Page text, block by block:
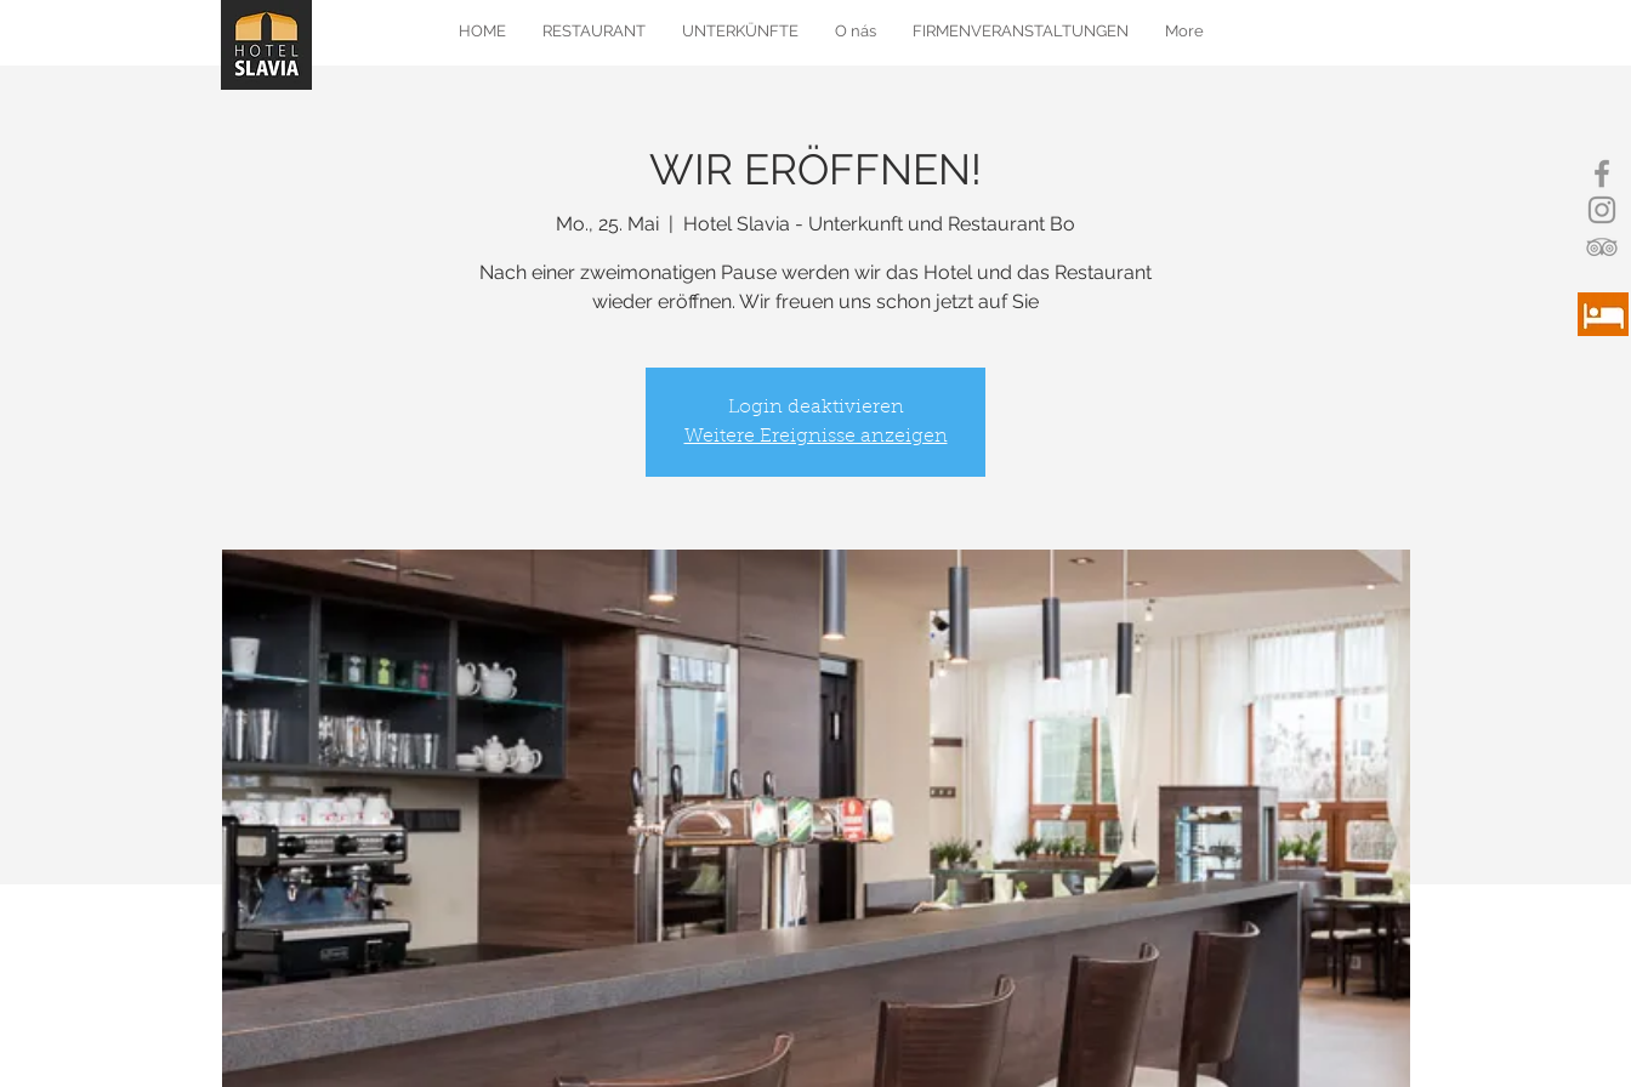
HOME RESTAURANT UNTERKÜNFTE O nás FIRMENVERANSTALTUNGEN More
WIR ERÖFFNEN!
Mo., 25. Mai
  |
Hotel Slavia - Unterkunft und Restaurant Bo
Nach einer zweimonatigen Pause werden wir das Hotel und das Restaurant
wieder eröffnen. Wir freuen uns schon jetzt auf Sie
Login deaktivieren
Weitere Ereignisse anzeigen